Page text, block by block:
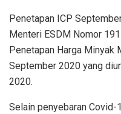
Penetapan ICP
Menteri ESDM Nomor
Penetapan Harga Minyak
September 2020 yang
2020.
Selain penyebaran Covid-